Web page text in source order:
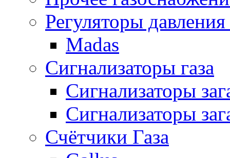
Регуляторы давления
Madas
Сигнализаторы газа
Сигнализаторы
Сигнализаторы
Счётчики Газа